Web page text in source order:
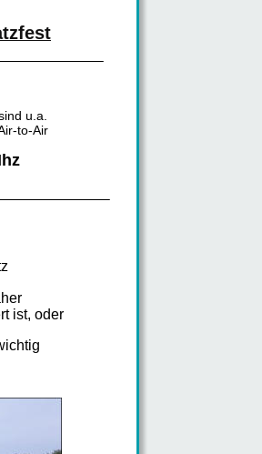
ist, oder
u.a.
to-Air